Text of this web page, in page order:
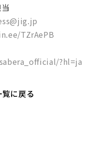
TZrAePB
?hl=ja
に戻る